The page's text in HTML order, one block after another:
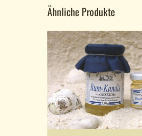
Ähnliche Produkte